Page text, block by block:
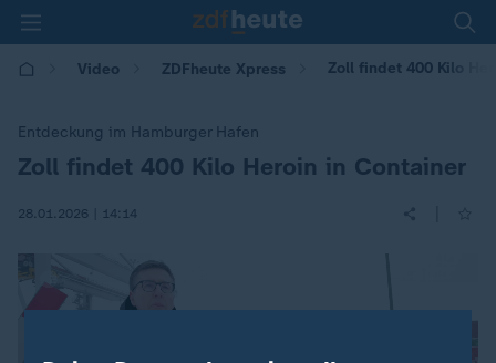
Video ZDFheute Xpress Zoll findet 400 Kilo
Entdeckung im Hamburger Hafen
:
Zoll findet 400 Kilo Heroin in Container
28.01.2026 | 14:14